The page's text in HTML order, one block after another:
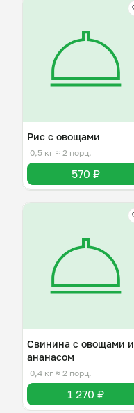
Рис с овощами
0,5 кг ≈ 2 порц.
570 ₽
Свинина с овощами и
ананасом
0,4 кг ≈ 2 порц.
1 270 ₽